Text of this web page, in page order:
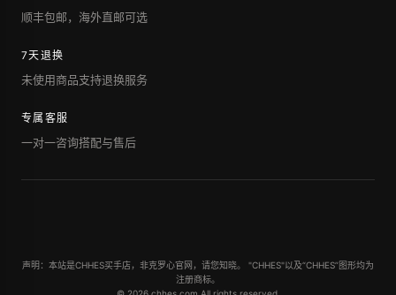
顺丰包邮，海外直邮可选
7天退换
未使用商品支持退换服务
专属客服
一对一咨询搭配与售后
声明：本站是CHHES买手店，非克罗心官网，请您知晓。 "CHHES"以及“CHHES”图形均为
注册商标。